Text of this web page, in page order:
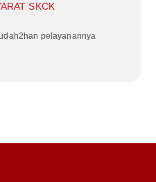
SKCK
pelayanannya